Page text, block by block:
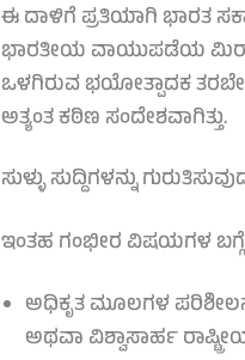
ಈ ದಾಳಿಗೆ ಪ್ರತಿಯಾಗಿ ಭಾರತ
ಭಾರತೀಯ ವಾಯುಪಡೆಯ
ಒಳಗಿರುವ ಭಯೋತ್ಪಾದಕ
ಅತ್ಯಂತ ಕಠಿಣ ಸಂದೇಶವಾಗಿತ್ತು.
ಸುಳ್ಳು ಸುದ್ದಿಗಳನ್ನು
ಇಂತಹ ಗಂಭೀರ ವಿಷಯಗಳ ಬಗ್ಗೆ
ಅಧಿಕೃತ ಮೂಲಗಳ
ಅಥವಾ ವಿಶ್ವಾಸಾರ್ಹ